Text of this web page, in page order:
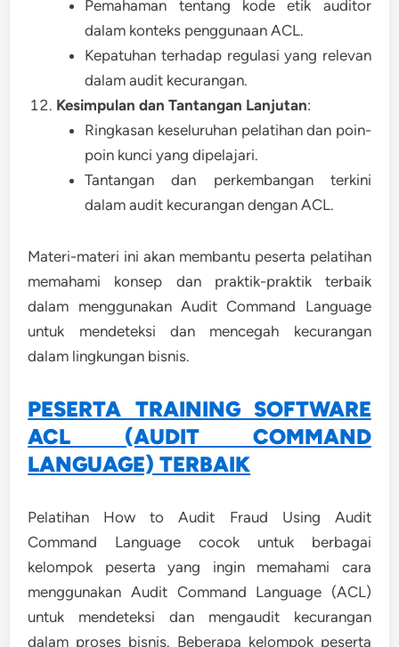
Pemahaman tentang kode etik auditor
dalam konteks penggunaan ACL.
Kepatuhan terhadap regulasi yang relevan
dalam audit kecurangan.
Kesimpulan dan Tantangan Lanjutan:
Ringkasan keseluruhan pelatihan dan poin-
poin kunci yang dipelajari.
Tantangan dan perkembangan terkini
dalam audit kecurangan dengan ACL.
Materi-materi ini akan membantu peserta pelatihan
memahami konsep dan praktik-praktik terbaik
dalam menggunakan Audit Command Language
untuk mendeteksi dan mencegah kecurangan
dalam lingkungan bisnis.
PESERTA TRAINING SOFTWARE
ACL (AUDIT COMMAND
LANGUAGE) TERBAIK
Pelatihan How to Audit Fraud Using Audit
Command Language cocok untuk berbagai
kelompok peserta yang ingin memahami cara
menggunakan Audit Command Language (ACL)
untuk mendeteksi dan mengaudit kecurangan
dalam proses bisnis. Beberapa kelompok peserta